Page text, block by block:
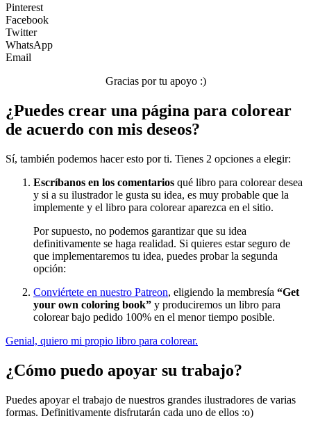
San Valentín y amor
Transporte
Verano y vacaciones
Libros para colorear para niños
Nezaradené
Sin categorizar
Pinterest
Facebook
Twitter
WhatsApp
Email
Gracias por tu apoyo :)
¿Puedes crear una página para colorear
de acuerdo con mis deseos?
Sí, también podemos hacer esto por ti. Tienes 2 opciones a elegir:
Escríbanos en los comentarios qué libro para colorear desea
y si a su ilustrador le gusta su idea, es muy probable que la
implemente y el libro para colorear aparezca en el sitio.
Por supuesto, no podemos garantizar que su idea
definitivamente se haga realidad. Si quieres estar seguro de
que implementaremos tu idea, puedes probar la segunda
opción:
Conviértete en nuestro Patreon, eligiendo la membresía “Get
your own coloring book” y produciremos un libro para
colorear bajo pedido 100% en el menor tiempo posible.
Genial, quiero mi propio libro para colorear.
¿Cómo puedo apoyar su trabajo?
Puedes apoyar el trabajo de nuestros grandes ilustradores de varias
formas. Definitivamente disfrutarán cada uno de ellos :o)